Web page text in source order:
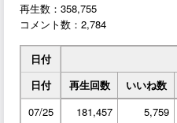
再生数：358,755
コメント数：2,784
日付
日付
再生回数 いいね数
07/25
181,457 5,759